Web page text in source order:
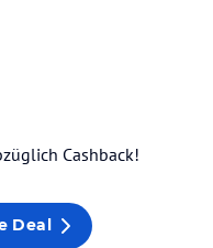
Cashback!
Deal